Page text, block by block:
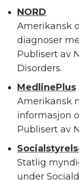
NORD
Amerikansk
diagnoser
Publisert av
Disorders.
MedlinePlus
Amerikansk
informasjon
Publisert av
Statlig
under